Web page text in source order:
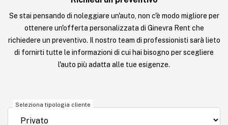
Se stai pensando di noleggiare un'auto, non c'è modo migliore per
ottenere un'offerta personalizzata di Ginevra Rent che
richiedere un preventivo. Il nostro team di professionisti sarà lieto
di fornirti tutte le informazioni di cui hai bisogno per scegliere
l'auto più adatta alle tue esigenze.
Seleziona tipologia cliente